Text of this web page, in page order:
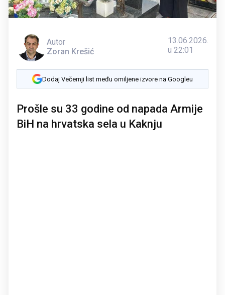
Autor
Zoran Krešić
13.06.2026.
u 22:01
Dodaj Večernji list među omiljene izvore na Googleu
Prošle su 33 godine od napada Armije
BiH na hrvatska sela u Kaknju